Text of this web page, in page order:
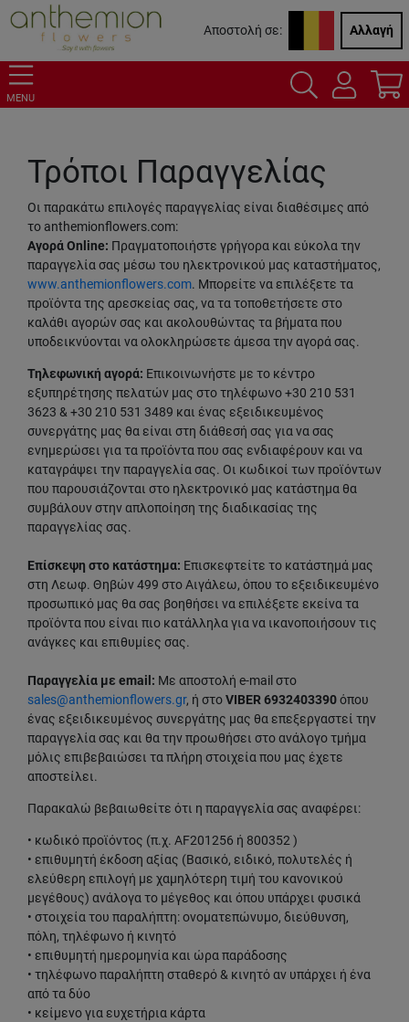
Αποστολή σε: Αλλαγή
MENU
Τρόποι Παραγγελίας
Οι παρακάτω επιλογές παραγγελίας είναι διαθέσιμες από
το anthemionflowers.com:
Αγορά Online: Πραγματοποιήστε γρήγορα και εύκολα την
παραγγελία σας μέσω του ηλεκτρονικού μας καταστήματος,
www.anthemionflowers.com. Μπορείτε να επιλέξετε τα
προϊόντα της αρεσκείας σας, να τα τοποθετήσετε στο
καλάθι αγορών σας και ακολουθώντας τα βήματα που
υποδεικνύονται να ολοκληρώσετε άμεσα την αγορά σας.
Τηλεφωνική αγορά: Επικοινωνήστε με το κέντρο
εξυπηρέτησης πελατών μας στο τηλέφωνο +30 210 531
3623 & +30 210 531 3489 και ένας εξειδικευμένος
συνεργάτης μας θα είναι στη διάθεσή σας για να σας
ενημερώσει για τα προϊόντα που σας ενδιαφέρουν και να
καταγράψει την παραγγελία σας. Οι κωδικοί των προϊόντων
που παρουσιάζονται στο ηλεκτρονικό μας κατάστημα θα
συμβάλουν στην απλοποίηση της διαδικασίας της
παραγγελίας σας.
Επίσκεψη στο κατάστημα: Επισκεφτείτε το κατάστημά μας
στη Λεωφ. Θηβών 499 στο Αιγάλεω, όπου το εξειδικευμένο
προσωπικό μας θα σας βοηθήσει να επιλέξετε εκείνα τα
προϊόντα που είναι πιο κατάλληλα για να ικανοποιήσουν τις
ανάγκες και επιθυμίες σας.
Παραγγελία με email: Με αποστολή e-mail στο
sales@anthemionflowers.gr, ή στοVIBER 6932403390όπου
ένας εξειδικευμένος συνεργάτης μας θα επεξεργαστεί την
παραγγελία σας και θα την προωθήσει στο ανάλογο τμήμα
μόλις επιβεβαιώσει τα πλήρη στοιχεία που μας έχετε
αποστείλει.
Παρακαλώ βεβαιωθείτε ότι η παραγγελία σας αναφέρει:
• κωδικό προϊόντος (π.χ. AF201256 ή 800352 )
• επιθυμητή έκδοση αξίας (Βασικό, ειδικό, πολυτελές ή
ελεύθερη επιλογή με χαμηλότερη τιμή του κανονικού
μεγέθους) ανάλογα το μέγεθος και όπου υπάρχει φυσικά
• στοιχεία του παραλήπτη: ονοματεπώνυμο, διεύθυνση,
πόλη, τηλέφωνο ή κινητό
• επιθυμητή ημερομηνία και ώρα παράδοσης
• τηλέφωνο παραλήπτη σταθερό & κινητό αν υπάρχει ή ένα
από τα δύο
• κείμενο για ευχετήρια κάρτα